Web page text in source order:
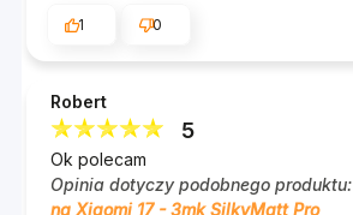
1
0
Robert
5
Ok polecam
Opinia dotyczy podobnego produktu:
na Xiaomi 17 - 3mk SilkyMatt Pro